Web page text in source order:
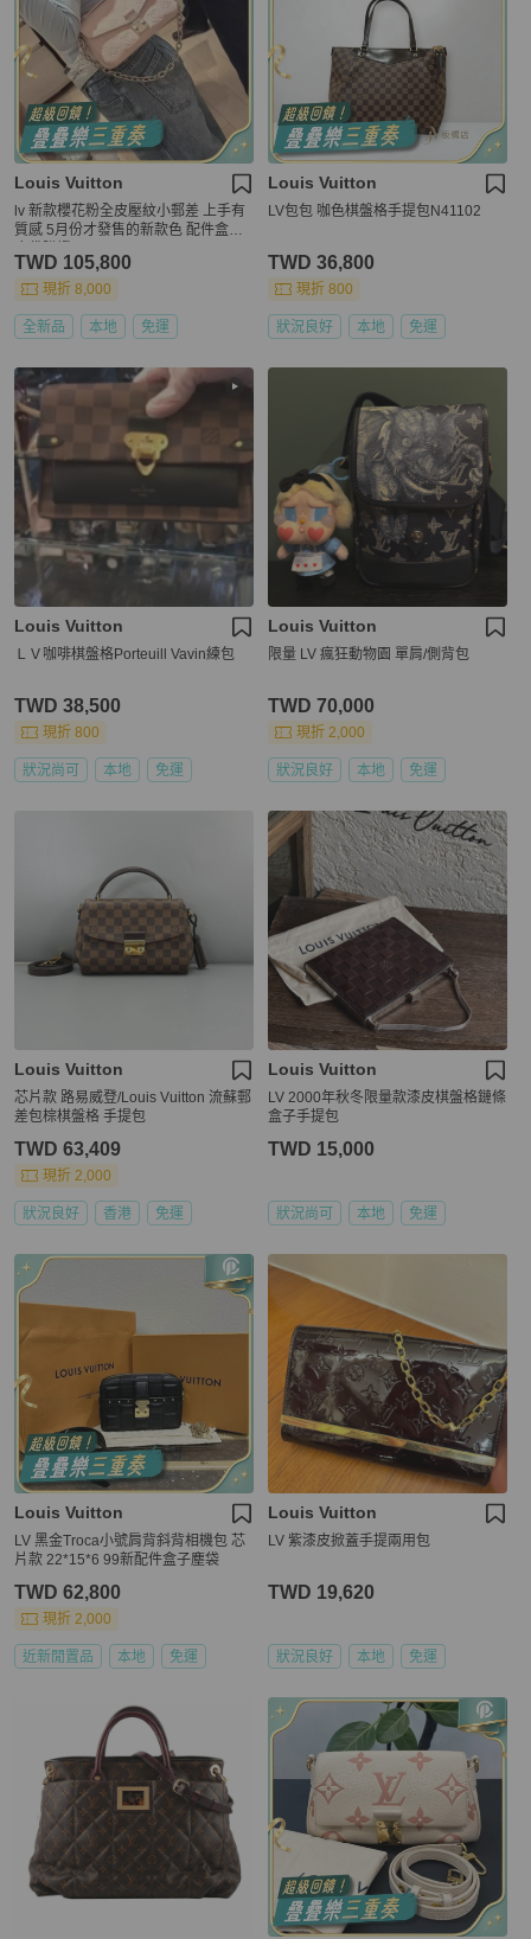
Louis Vuitton
lv 新款櫻花粉全皮壓紋小郵差 上手有
質感 5月份才發售的新款色 配件盒子
TWD 105,800
現折 8,000
全新品 本地 免運
Louis Vuitton
LV包包 咖色棋盤格手提包N41102
TWD 36,800
現折 800
狀況良好 本地 免運
Louis Vuitton
ＬＶ咖啡棋盤格Porteuill Vavin練包
TWD 38,500
現折 800
狀況尚可 本地 免運
Louis Vuitton
限量 LV 瘋狂動物園 單肩/側背包
TWD 70,000
現折 2,000
狀況良好 本地 免運
Louis Vuitton
芯片款 路易威登/Louis Vuitton 流蘇郵
差包棕棋盤格 手提包
TWD 63,409
現折 2,000
狀況良好 香港 免運
Louis Vuitton
LV 2000年秋冬限量款漆皮棋盤格鏈條
盒子手提包
TWD 15,000
狀況尚可 本地 免運
Louis Vuitton
LV 黑金Troca小號肩背斜背相機包 芯
片款 22*15*6 99新配件盒子塵袋
TWD 62,800
現折 2,000
近新閒置品 本地 免運
Louis Vuitton
LV 紫漆皮掀蓋手提兩用包
TWD 19,620
狀況良好 本地 免運